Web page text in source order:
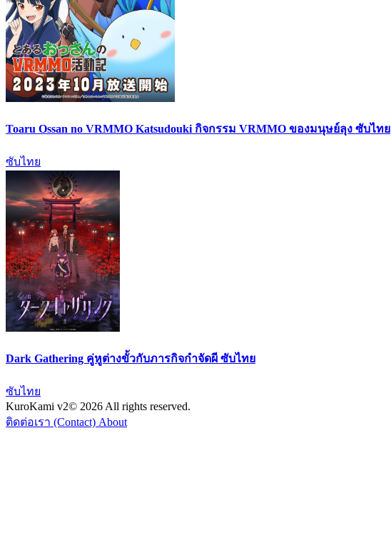
Toaru Ossan no VRMMO Katsudouki กิจกรรม VRMMO ของมนุษย์ลุง ซับไทย
ซับไทย
Dark Gathering คู่หูต่างขั้วกับภารกิจกำจัดผี ซับไทย
ซับไทย
KuroKami v2© 2026 All rights reserved.
ติดต่อเรา (Contact) About